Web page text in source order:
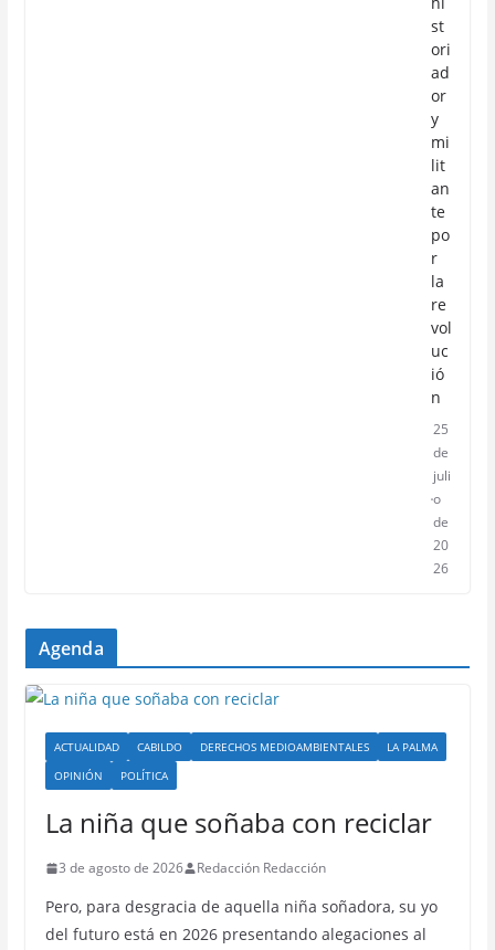
st
ori
ad
or
y
mi
lit
an
te
po
r
la
re
vol
uc
ió
n
25
de
juli
o
de
20
26
Agenda
ACTUALIDAD CABILDO DERECHOS MEDIOAMBIENTALES
LA PALMA
OPINIÓN
POLÍTICA
La niña que soñaba con reciclar
3 de agosto de 2026 Redacción Redacción
Pero, para desgracia de aquella niña soñadora, su yo
del futuro está en 2026 presentando alegaciones al